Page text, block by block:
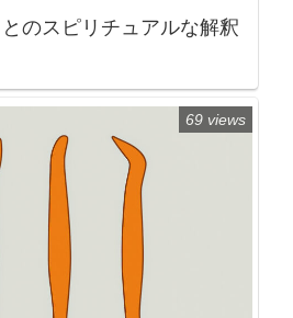
のスピリチュアルな解釈
69 views